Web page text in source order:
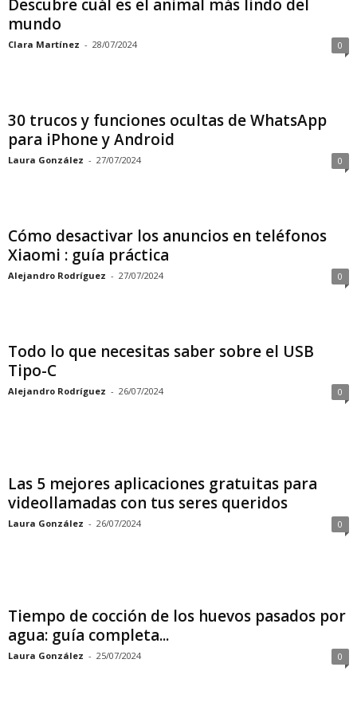
Descubre cuál es el animal más lindo del
mundo
Clara Martínez - 28/07/2024 0
30 trucos y funciones ocultas de WhatsApp
para iPhone y Android
Laura González - 27/07/2024 0
Cómo desactivar los anuncios en teléfonos
Xiaomi : guía práctica
Alejandro Rodríguez - 27/07/2024 0
Todo lo que necesitas saber sobre el USB
Tipo-C
Alejandro Rodríguez - 26/07/2024 0
Las 5 mejores aplicaciones gratuitas para
videollamadas con tus seres queridos
Laura González - 26/07/2024 0
Tiempo de cocción de los huevos pasados por
agua: guía completa...
Laura González - 25/07/2024 0